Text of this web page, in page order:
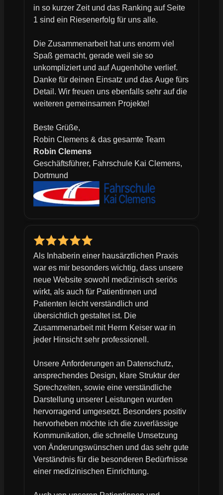
in so kurzer Zeit und das Ranking auf Seite
1 sind ein Riesenerfolg für uns alle.
Die Zusammenarbeit hat uns enorm viel
Spaß gemacht, gerade weil sie so
unkompliziert und auf Augenhöhe verlief.
Danke für deinen Einsatz und das Auge fürs
Detail. Wir freuen uns ebenfalls sehr auf die
weiteren gemeinsamen Projekte!
Beste Grüße,
Robin Clemens & das gesamte Team
Robin Clemens
Geschäftsführer, Fahrschule Kai Clemens,
Dortmund
Als Inhaberin einer hausärztlichen Praxis
war es mir besonders wichtig, dass unsere
neue Website sowohl medizinisch seriös
wirkt, als auch für Patientinnen und
Patienten leicht verständlich und
übersichtlich gestaltet ist. Die
Zusammenarbeit mit Herrn Keiser war in
jeder Hinsicht sehr professionell.
Unsere Anforderungen an Datenschutz,
ansprechendes Design, klare Struktur der
Sprechzeiten, sowie eine verständliche
Darstellung unserer Leistungen wurden
hervorragend umgesetzt. Besonders positiv
hervorheben möchte ich die zuverlässige
Kommunikation, die schnelle Umsetzung
von Änderungswünschen und das sehr gute
Verständnis für die besonderen Bedürfnisse
einer medizinischen Einrichtung.